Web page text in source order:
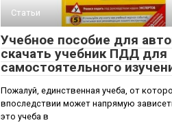
Статьи
Учебное пособие для
скачать учебник ПДД для
самостоятельного
Пожалуй, единственная учеба, от
впоследствии может напрямую
это учеба в